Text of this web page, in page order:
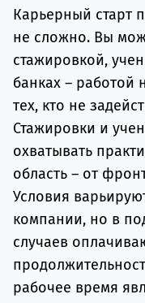
Карьерный старт
не сложно. Вы
стажировкой,
банках – работой
тех, кто не
Стажировки и
охватывать
область – от
Условия
компании, но в
случаев
рабочее время